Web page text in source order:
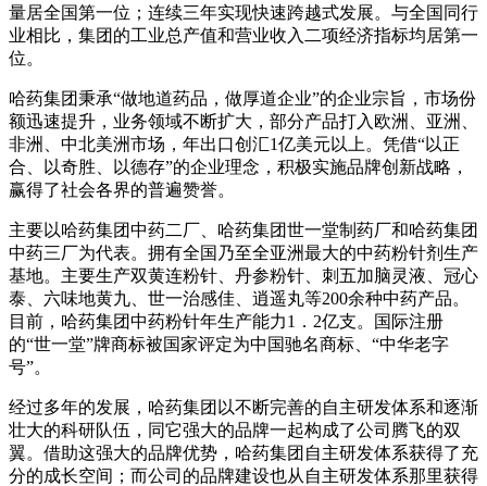
量居全国第一位；连续三年实现快速跨越式发展。与全国同行
业相比，集团的工业总产值和营业收入二项经济指标均居第一
位。
哈药集团秉承“做地道药品，做厚道企业”的企业宗旨，市场份
额迅速提升，业务领域不断扩大，部分产品打入欧洲、亚洲、
非洲、中北美洲市场，年出口创汇1亿美元以上。凭借“以正
合、以奇胜、以德存”的企业理念，积极实施品牌创新战略，
赢得了社会各界的普遍赞誉。
主要以哈药集团中药二厂、哈药集团世一堂制药厂和哈药集团
中药三厂为代表。拥有全国乃至全亚洲最大的中药粉针剂生产
基地。主要生产双黄连粉针、丹参粉针、刺五加脑灵液、冠心
泰、六味地黄九、世一治感佳、逍遥丸等200余种中药产品。
目前，哈药集团中药粉针年生产能力1．2亿支。国际注册
的“世一堂”牌商标被国家评定为中国驰名商标、“中华老字
号”。
经过多年的发展，哈药集团以不断完善的自主研发体系和逐渐
壮大的科研队伍，同它强大的品牌一起构成了公司腾飞的双
翼。借助这强大的品牌优势，哈药集团自主研发体系获得了充
分的成长空间；而公司的品牌建设也从自主研发体系那里获得